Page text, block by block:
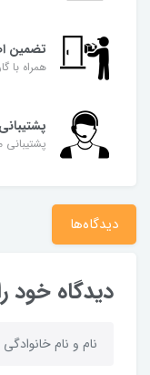
تضمین
همراه با
پشتیبانی
پشتیبانی
دیدگاه‌ها
دیدگاه خود